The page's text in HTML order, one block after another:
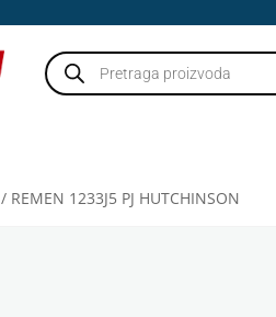
Products
search
/ REMEN 1233J5 PJ HUTCHINSON